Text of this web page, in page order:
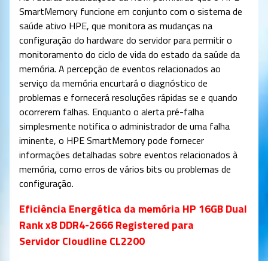
SmartMemory funcione em conjunto com o sistema de
saúde ativo HPE, que monitora as mudanças na
configuração do hardware do servidor para permitir o
monitoramento do ciclo de vida do estado da saúde da
memória. A percepção de eventos relacionados ao
serviço da memória encurtará o diagnóstico de
problemas e fornecerá resoluções rápidas se e quando
ocorrerem falhas. Enquanto o alerta pré-falha
simplesmente notifica o administrador de uma falha
iminente, o HPE SmartMemory pode fornecer
informações detalhadas sobre eventos relacionados à
memória, como erros de vários bits ou problemas de
configuração.
Eficiência Energética da memória HP 16GB Dual
Rank x8 DDR4-2666 Registered para
Servidor Cloudline CL2200